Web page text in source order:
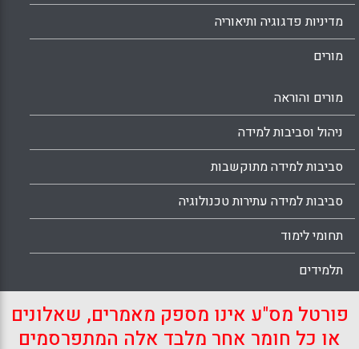
מדיניות פדגוגיה ותיאוריה
מורים
מורים והוראה
ניהול וסביבות למידה
סביבות למידה מתוקשבות
סביבות למידה עתירות טכנולוגיה
תחומי לימוד
תלמידים
פורטל מס"ע אינו מספק מאמרים, שאלונים
או כל חומר אחר מלבד אלה המתפרסמים